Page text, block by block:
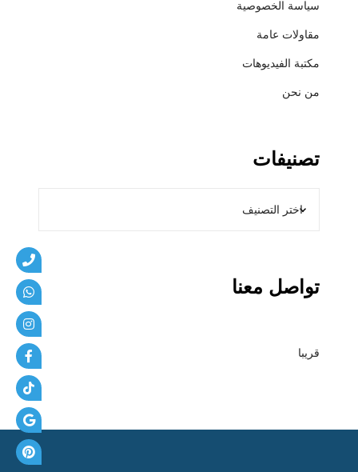
سياسة الخصوصية
مقاولات عامة
مكتبة الفيديوهات
من نحن
تصنيفات
تواصل معنا
قريبا